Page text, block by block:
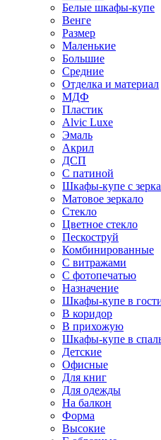
Белые шкафы-купе
Венге
Размер
Маленькие
Большие
Средние
Отделка и материал
МДФ
Пластик
Alvic Luxe
Эмаль
Акрил
ДСП
С патиной
Шкафы-купе с
Матовое зеркало
Стекло
Цветное стекло
Пескоструй
Комбинированные
С витражами
С фотопечатью
Назначение
Шкафы-купе в
В коридор
В прихожую
Шкафы-купе в
Детские
Офисные
Для книг
Для одежды
На балкон
Форма
Высокие